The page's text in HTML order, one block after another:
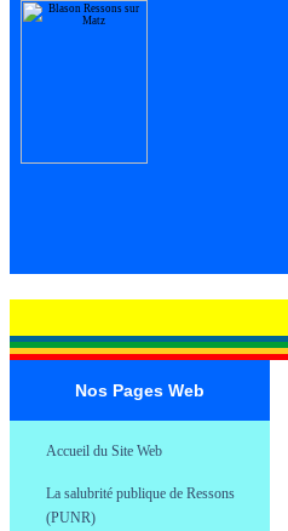
Nos Pages Web
Accueil du Site Web
La salubrité publique de Ressons
(PUNR)